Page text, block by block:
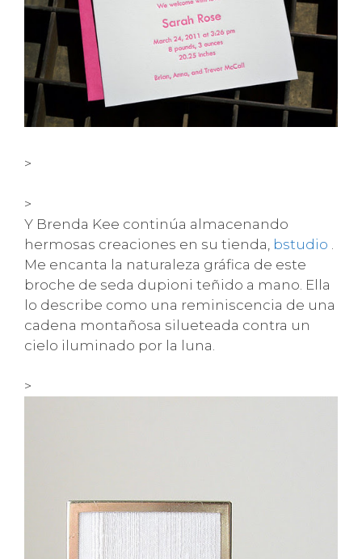
>
>
Y Brenda Kee continúa almacenando
hermosas creaciones en su tienda, bstudio
Me encanta la naturaleza gráfica de este
broche de seda dupioni teñido a mano. Ella
lo describe como una reminiscencia de una
cadena montañosa silueteada contra un
cielo iluminado por la luna.
>